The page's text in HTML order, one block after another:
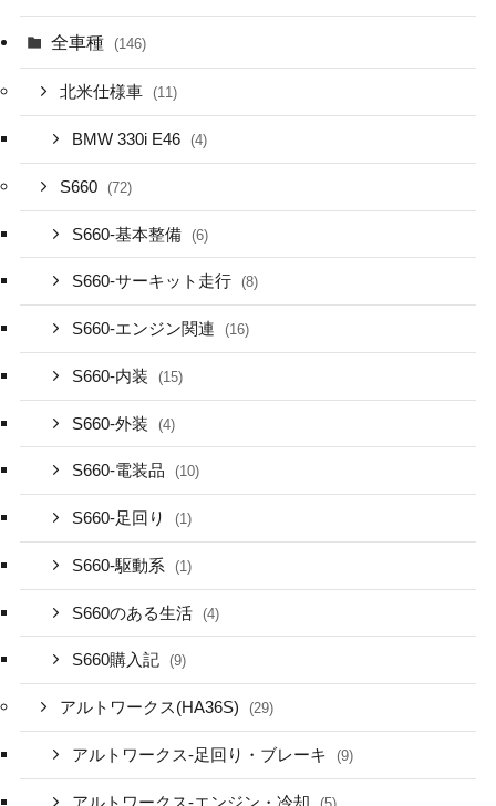
全車種 (146)
北米仕様車 (11)
BMW 330i E46 (4)
S660 (72)
S660-基本整備 (6)
S660-サーキット走行 (8)
S660-エンジン関連 (16)
S660-内装 (15)
S660-外装 (4)
S660-電装品 (10)
S660-足回り (1)
S660-駆動系 (1)
S660のある生活 (4)
S660購入記 (9)
アルトワークス(HA36S) (29)
アルトワークス-足回り・ブレーキ (9)
アルトワークス-エンジン・冷却